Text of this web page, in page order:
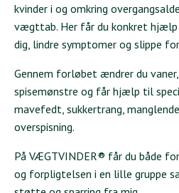
kvinder i og omkring
vægttab. Her får du konkret hjælp
dig, lindre symptomer og slippe
Gennem forløbet ændrer du
spisemønstre og får hjælp til
mavefedt, sukkertrang,
overspisning.
På VÆGTVINDER® får du både
og forpligtelsen i en lille gruppe